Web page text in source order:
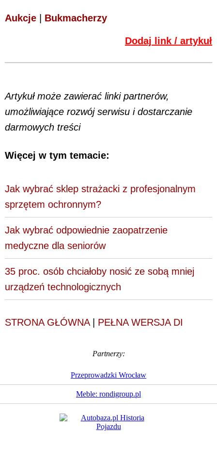
Aukcje Bukmacherzy
Dodaj link / artykuł
Artykuł może zawierać linki partnerów,
umożliwiające rozwój serwisu i dostarczanie
darmowych treści
Więcej w tym temacie:
Jak wybrać sklep strażacki z profesjonalnym
sprzętem ochronnym?
Jak wybrać odpowiednie zaopatrzenie
medyczne dla seniorów
35 proc. osób chciałoby nosić ze sobą mniej
urządzeń technologicznych
STRONA GŁÓWNA| PEŁNA WERSJA DI
Partnerzy:
Przeprowadzki Wrocław
Meble: rondigroup.pl